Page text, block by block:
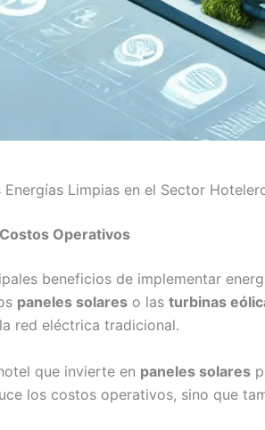
Energías Limpias en el Sector
Operativos
beneficios de implementar
paneles solares o las turbinas
red eléctrica tradicional.
que invierte en paneles solares
los costos operativos, sino que